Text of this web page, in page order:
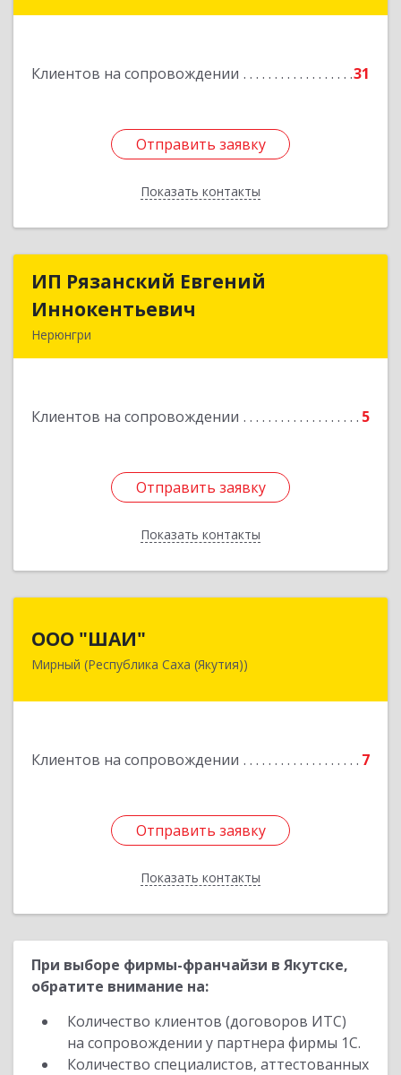
Клиентов на сопровождении 31
Отправить заявку
Показать контакты
Отправить заявку
Назад
ИП Рязанский Евгений
Иннокентьевич
Нерюнгри
Клиентов на сопровождении 5
Отправить заявку
Показать контакты
ИП Рязанский Евгений
Подробнее
Отправить заявку
Назад
ООО "ШАИ"
Мирный (Республика Саха (Якутия))
Клиентов на сопровождении 7
Отправить заявку
Показать контакты
678175, Республика Саха (Якутия), у.
Подробнее
Отправить заявку
Назад
При выборе фирмы-франчайзи в Якутске,
обратите внимание на:
Количество клиентов (договоров ИТС)
на сопровождении у партнера фирмы 1С.
Количество специалистов, аттестованных